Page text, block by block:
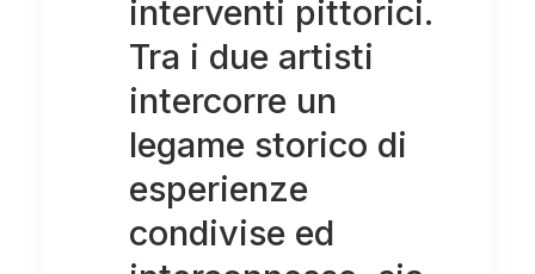
interventi pittorici.
Tra i due artisti
intercorre un
legame storico di
esperienze
condivise ed